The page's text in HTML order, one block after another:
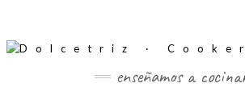
enseñamos a